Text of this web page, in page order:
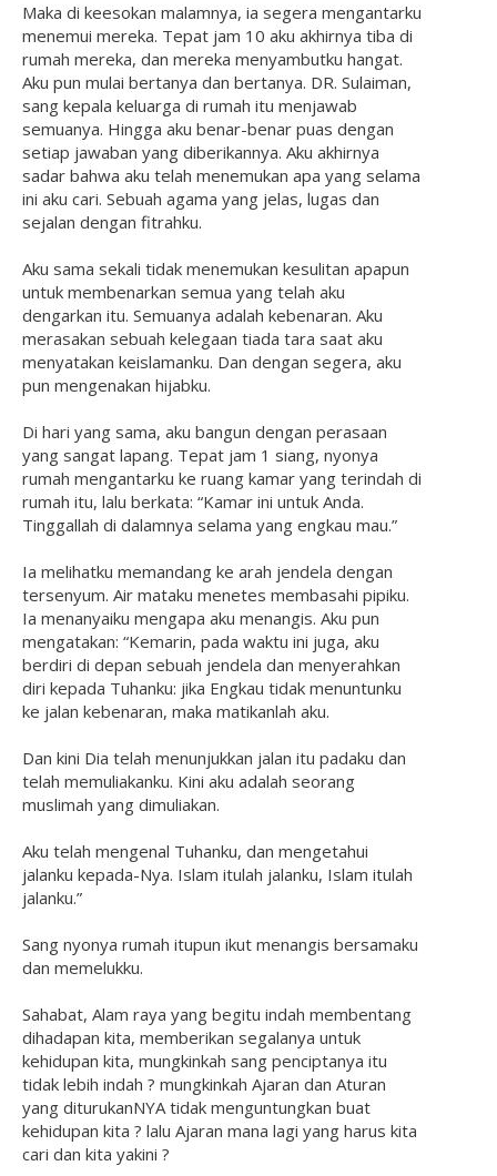
Maka di keesokan malamnya, ia segera mengantarku
menemui mereka. Tepat jam 10 aku akhirnya tiba di
rumah mereka, dan mereka menyambutku hangat.
Aku pun mulai bertanya dan bertanya. DR. Sulaiman,
sang kepala keluarga di rumah itu menjawab
semuanya. Hingga aku benar-benar puas dengan
setiap jawaban yang diberikannya. Aku akhirnya
sadar bahwa aku telah menemukan apa yang selama
ini aku cari. Sebuah agama yang jelas, lugas dan
sejalan dengan fitrahku.
Aku sama sekali tidak menemukan kesulitan apapun
untuk membenarkan semua yang telah aku
dengarkan itu. Semuanya adalah kebenaran. Aku
merasakan sebuah kelegaan tiada tara saat aku
menyatakan keislamanku. Dan dengan segera, aku
pun mengenakan hijabku.
Di hari yang sama, aku bangun dengan perasaan
yang sangat lapang. Tepat jam 1 siang, nyonya
rumah mengantarku ke ruang kamar yang terindah di
rumah itu, lalu berkata: “Kamar ini untuk Anda.
Tinggallah di dalamnya selama yang engkau mau.”
Ia melihatku memandang ke arah jendela dengan
tersenyum. Air mataku menetes membasahi pipiku.
Ia menanyaiku mengapa aku menangis. Aku pun
mengatakan: “Kemarin, pada waktu ini juga, aku
berdiri di depan sebuah jendela dan menyerahkan
diri kepada Tuhanku: jika Engkau tidak menuntunku
ke jalan kebenaran, maka matikanlah aku.
Dan kini Dia telah menunjukkan jalan itu padaku dan
telah memuliakanku. Kini aku adalah seorang
muslimah yang dimuliakan.
Aku telah mengenal Tuhanku, dan mengetahui
jalanku kepada-Nya. Islam itulah jalanku, Islam itulah
jalanku.”
Sang nyonya rumah itupun ikut menangis bersamaku
dan memelukku.
Sahabat, Alam raya yang begitu indah membentang
dihadapan kita, memberikan segalanya untuk
kehidupan kita, mungkinkah sang penciptanya itu
tidak lebih indah ? mungkinkah Ajaran dan Aturan
yang diturukanNYA tidak menguntungkan buat
kehidupan kita ? lalu Ajaran mana lagi yang harus kita
cari dan kita yakini ?